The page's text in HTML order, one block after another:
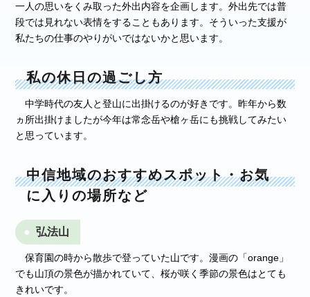
一人の思いをくみ取った外出内容を企画します。外出先では普
段では見れない表情をすることもあります。そういった支援が
私たちの仕事のやりがいではないかと思います。
私の休日の過ごし方
中学時代の友人と登山に出掛けるのが好きです。昨年から数
ヵ所出掛けましたが今年は常念岳や槍ヶ岳にも挑戦してみたい
と思っています。
中信地域のおすすめスポット・お気
に入りの場所など
弘法山
保育園の時から散歩で登っていた山です。漫画の「orange」
でも山頂の景色が描かれていて、桜が咲く季節の景色はとても
きれいです。